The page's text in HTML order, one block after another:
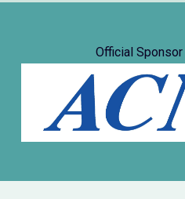
Official Sponsor